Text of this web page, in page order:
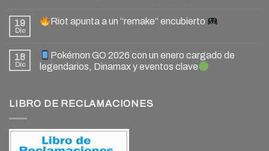
19
Dic
Riot apunta a un “remake” encubierto
18
Dic
Pokémon GO 2026 con un enero cargado de
legendarios, Dinamax y eventos clave
LIBRO DE RECLAMACIONES